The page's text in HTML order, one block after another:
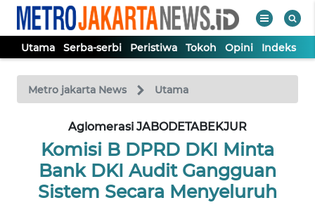
Utama Serba-serbi Peristiwa Tokoh Opini Indeks
Metro jakarta News Utama
Aglomerasi JABODETABEKJUR
Komisi B DPRD DKI Minta
Bank DKI Audit Gangguan
Sistem Secara Menyeluruh
TV
Tutup
SERBA-
SERBI